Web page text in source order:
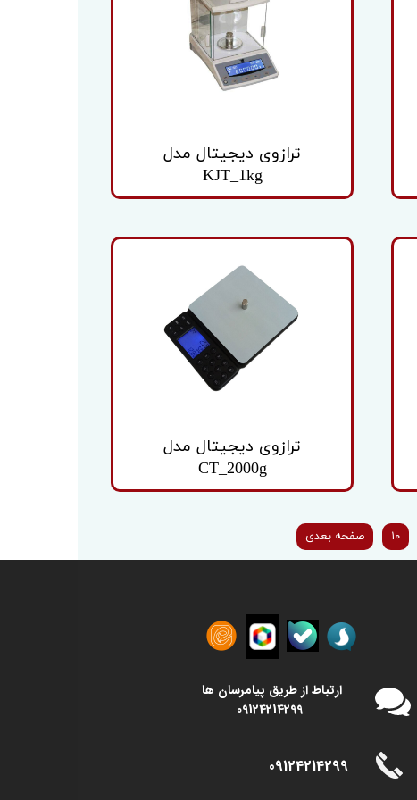
ترازوی دیجیتال مدل
KJT_1kg
ترازوی دیجیتال مدل
CT_2000g
۱۰ صفحه بعدی
​​ارتباط از طریق پیامرسان ها
09124214299
09124214299